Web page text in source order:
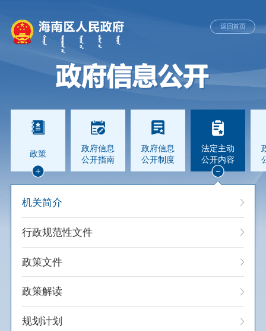
返回首页
政策
政府信息
公开指南
政府信息
公开制度
法定主动
公开内容
机关简介
行政规范性文件
政策文件
政策解读
规划计划
领导简介